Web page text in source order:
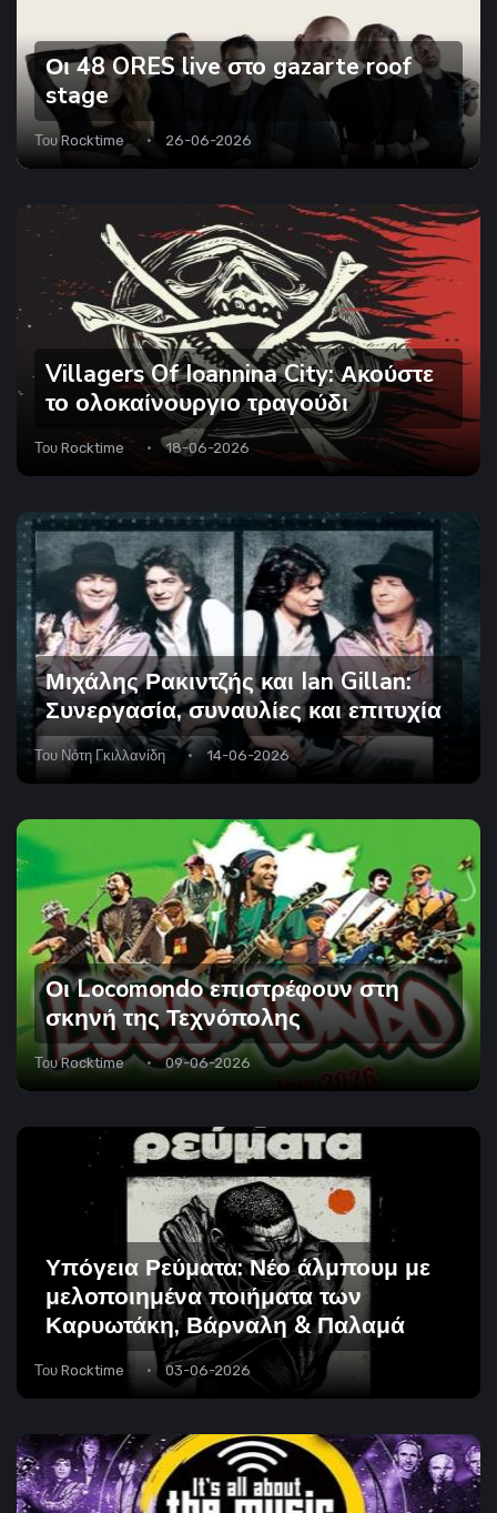
Οι 48 ORES live στο gazarte roof
stage
ΤουRocktime 26-06-2026
Villagers Of Ioannina City: Ακούστε
το ολοκαίνουργιο τραγούδι
Του Rocktime 18-06-2026
Μιχάλης Ρακιντζής και Ian Gillan:
Συνεργασία, συναυλίες και επιτυχία
Του Νότη Γκιλλανίδη 14-06-2026
Οι Locomondo επιστρέφουν στη
σκηνή της Τεχνόπολης
ΤουRocktime 09-06-2026
Υπόγεια Ρεύματα: Νέο άλμπουμ με
μελοποιημένα ποιήματα των
Καρυωτάκη, Βάρναλη & Παλαμά
Του Rocktime 03-06-2026